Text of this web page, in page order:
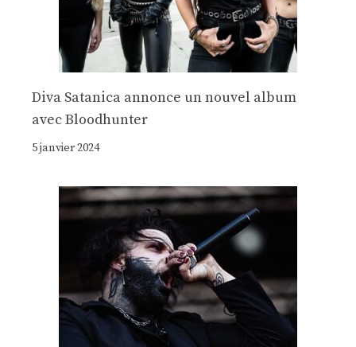
Diva Satanica annonce un nouvel album
avec Bloodhunter
5 janvier 2024